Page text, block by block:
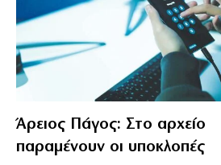
Άρειος Πάγος: Στο αρχείο
παραμένουν οι υποκλοπές